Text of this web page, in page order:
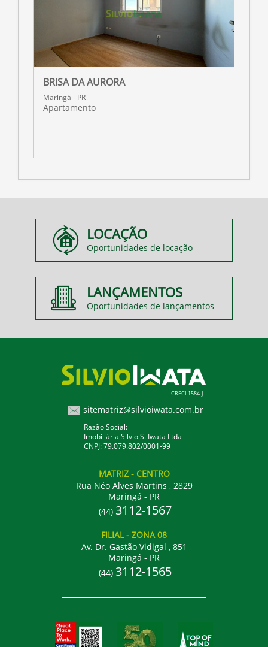
BRISA DA AURORA
Maringá - PR
Apartamento
LOCAÇÃO
Oportunidades de locação
LANÇAMENTOS
Oportunidades de lançamentos
CRECI 1584-J
sitematriz@silvioiwata.com.br
Razão Social:
Imobiliária Silvio S. Iwata Ltda
CNPJ: 79.079.802/0001-99
MATRIZ - CENTRO
Rua Néo Alves Martins , 2829
Maringá - PR
(44) 3112-1567
FILIAL- ZONA 08
Av. Dr. Gastão Vidigal , 851
Maringá - PR
(44) 3112-1565